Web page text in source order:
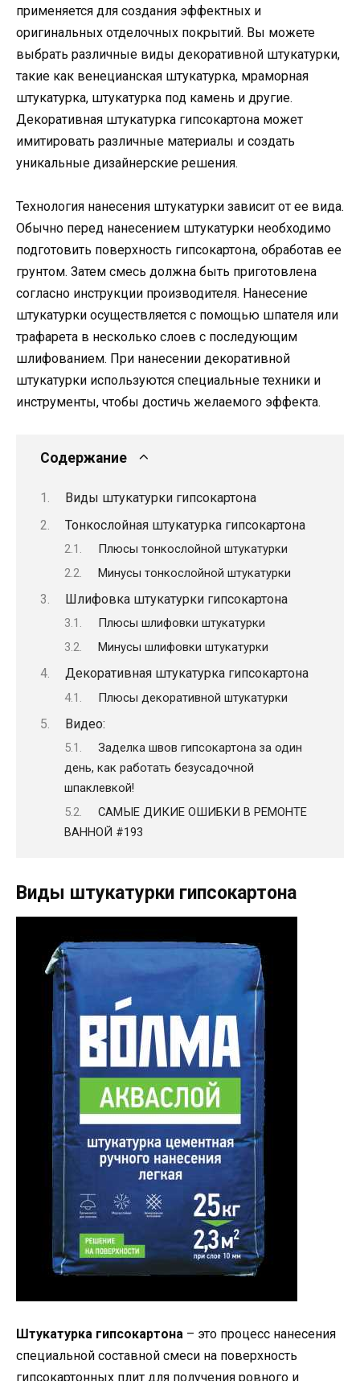
применяется для создания эффектных и
оригинальных отделочных покрытий. Вы можете
выбрать различные виды декоративной штукатурки,
такие как венецианская штукатурка, мраморная
штукатурка, штукатурка под камень и другие.
Декоративная штукатурка гипсокартона может
имитировать различные материалы и создать
уникальные дизайнерские решения.
Технология нанесения штукатурки зависит от ее вида.
Обычно перед нанесением штукатурки необходимо
подготовить поверхность гипсокартона, обработав ее
грунтом. Затем смесь должна быть приготовлена
согласно инструкции производителя. Нанесение
штукатурки осуществляется с помощью шпателя или
трафарета в несколько слоев с последующим
шлифованием. При нанесении декоративной
штукатурки используются специальные техники и
инструменты, чтобы достичь желаемого эффекта.
Содержание
Виды штукатурки гипсокартона
Тонкослойная штукатурка гипсокартона
Плюсы тонкослойной штукатурки
Минусы тонкослойной штукатурки
Шлифовка штукатурки гипсокартона
Плюсы шлифовки штукатурки
Минусы шлифовки штукатурки
Декоративная штукатурка гипсокартона
Плюсы декоративной штукатурки
Видео:
Заделка швов гипсокартона за один
день, как работать безусадочной
шпаклевкой!
САМЫЕ ДИКИЕ ОШИБКИ В РЕМОНТЕ
ВАННОЙ #193
Виды штукатурки гипсокартона
Штукатурка гипсокартона – это процесс нанесения
специальной составной смеси на поверхность
гипсокартонных плит для получения ровного и